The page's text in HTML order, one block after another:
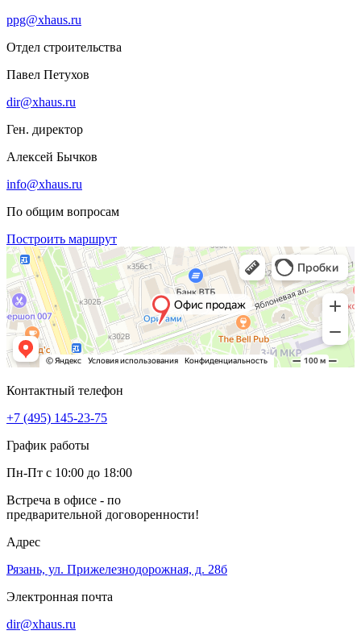
ppg@xhaus.ru
Отдел строительства
Павел Петухов
dir@xhaus.ru
Ген. директор
Алексей Бычков
info@xhaus.ru
По общим вопросам
Построить маршрут
Контактный телефон
+7 (495) 145-23-75
График работы
Пн-Пт с 10:00 до 18:00
Встреча в офисе - по
предварительной договоренности!
Адрес
Рязань, ул. Прижелезнодорожная, д. 28б
Электронная почта
dir@xhaus.ru